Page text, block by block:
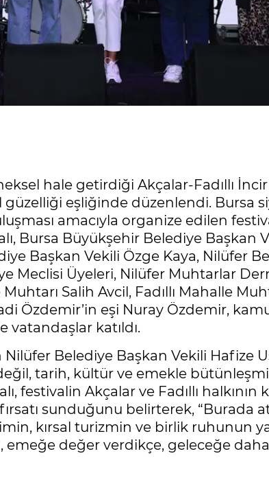
hale getirdiği Akçalar-Fadıllı İncir
güzelliği eşliğinde düzenlendi. Bursa
amacıyla organize edilen
Bursa Büyükşehir Belediye Başkan
Başkan Vekili Özge Kaya, Nilüfer
Meclisi Üyeleri, Nilüfer Muhtarlar
Salih Avcil, Fadıllı Mahalle
Özdemir’in eşi Nuray Özdemir,
vatandaşlar katıldı.
Nilüfer Belediye Başkan Vekili Hafize
tarih, kültür ve emekle
festivalin Akçalar ve Fadıllı halkının
sunduğunu belirterek, “Burada
kırsal turizmin ve birlik ruhunun
emeğe değer verdikçe, geleceğe